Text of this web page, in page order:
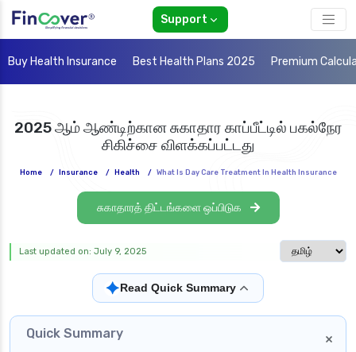
Support
Buy Health Insurance Best Health Plans 2025 Premium
2025 ஆம் ஆண்டிற்கான சுகாதார காப்பீட்டில் பகல்நேர
சிகிச்சை விளக்கப்பட்டது
Home / Insurance / Health / What Is Day Care Treatment In Health Insurance
சுகாதாரத் திட்டங்களை ஒப்பிடுக
Select
Last updated on: July 9, 2025
✦Read Quick Summary
×
Quick Summary